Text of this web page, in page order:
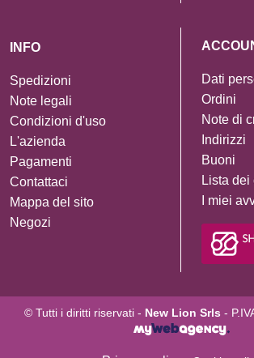
INFO
Spedizioni
Note legali
Condizioni d'uso
L'azienda
Pagamenti
Contattaci
Mappa del sito
Negozi
Dati
Ordini
Note di
Indirizzi
Buoni
Lista dei
I miei
© Tutti i diritti riservati - New Lion Srls -